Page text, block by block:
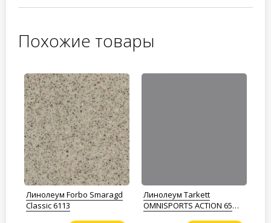
Похожие товары
Линолеум Forbo Smaragd
Classic 6113
Линолеум Tarkett
OMNISPORTS ACTION 65